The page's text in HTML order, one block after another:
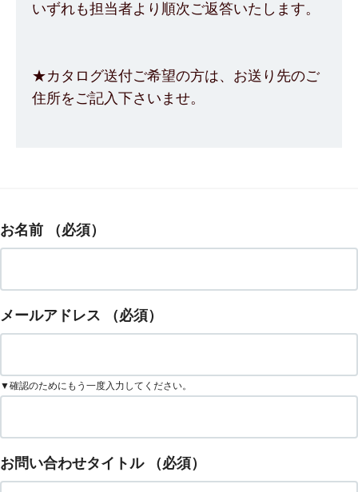
いずれも担当者より順次ご返答いたします。
★カタログ送付ご希望の方は、お送り先のご
住所をご記入下さいませ。
お名前 （必須）
メールアドレス （必須）
▼確認のためにもう一度入力してください。
お問い合わせタイトル （必須）